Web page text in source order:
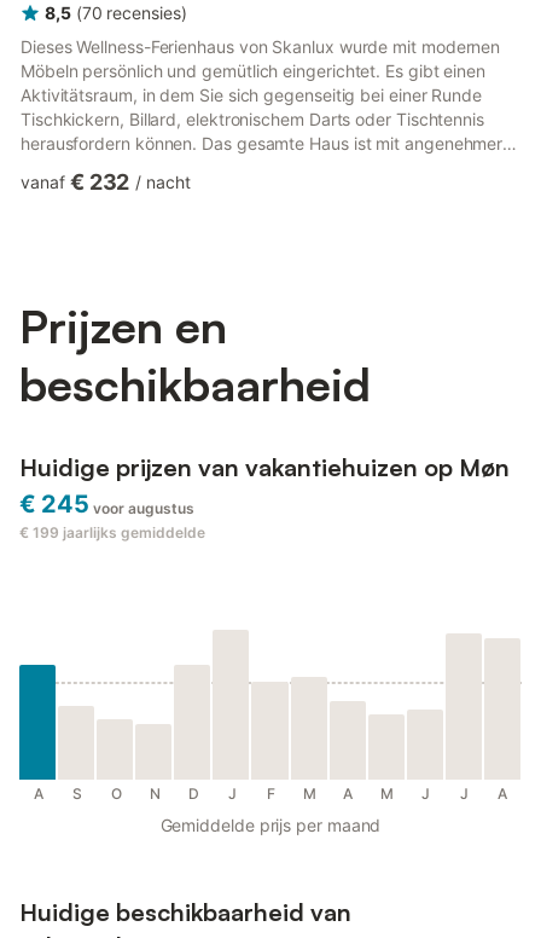
8,5 (70 recensies)
Dieses Wellness-Ferienhaus von Skanlux wurde mit modernen
Möbeln persönlich und gemütlich eingerichtet. Es gibt einen
Aktivitätsraum, in dem Sie sich gegenseitig bei einer Runde
Tischkickern, Billard, elektronischem Darts oder Tischtennis
herausfordern können. Das gesamte Haus ist mit angenehmer
Erdwärme beheizt wird. Es gibt zwei Badezimmer und eine gut
vanaf € 232 / nacht
Prijzen en
beschikbaarheid
Huidige prijzen van vakantiehuizen op Møn
€ 245 voor augustus
€ 199 jaarlijks gemiddelde
A S O N D J F M A M J J A
Gemiddelde prijs per maand
Huidige beschikbaarheid van